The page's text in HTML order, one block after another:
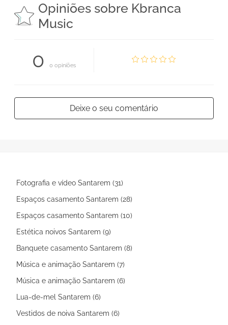
Opiniões sobre Kbranca
Music
0 0 opiniões
Deixe o seu comentário
Fotografia e vídeo Santarem (31)
Espaços casamento Santarem (28)
Espaços casamento Santarem (10)
Estética noivos Santarem (9)
Banquete casamento Santarem (8)
Música e animação Santarem (7)
Música e animação Santarem (6)
Lua-de-mel Santarem (6)
Vestidos de noiva Santarem (6)